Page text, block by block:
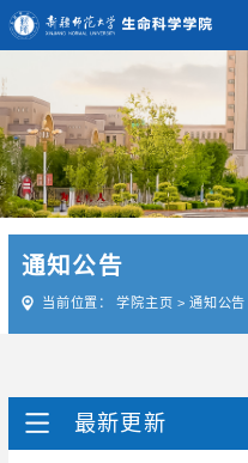
通知公告
当前位置： 学院主页 > 通知公告
最新更新